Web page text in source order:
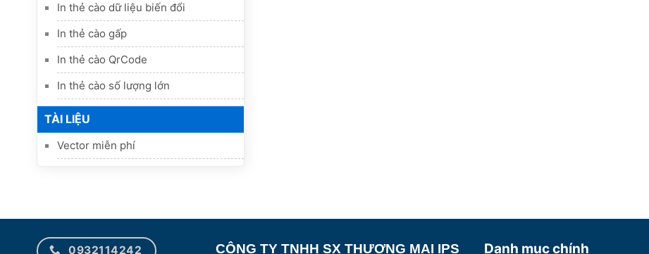
In thẻ cào dữ liệu biến đổi
In thẻ cào gấp
In thẻ cào QrCode
In thẻ cào số lượng lớn
TÀI LIỆU
Vector miễn phí
0932114242 CÔNG TY TNHH SX THƯƠNG MẠI IPS Danh mục chính